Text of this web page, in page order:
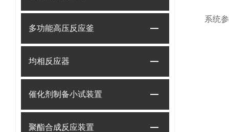
多功能高压反应釜
均相反应器
催化剂制备小试装置
聚酯合成反应装置
系统